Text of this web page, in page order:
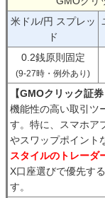
米ドル/円 スプレッ
ド
0.2銭原則固定
(9-27時・例外あり)
【GMOクリック証
機能性の高い取引ツ
す。特に、スマホア
やスワップポイント
スタイルのトレーダ
X口座選びで優先す
す。